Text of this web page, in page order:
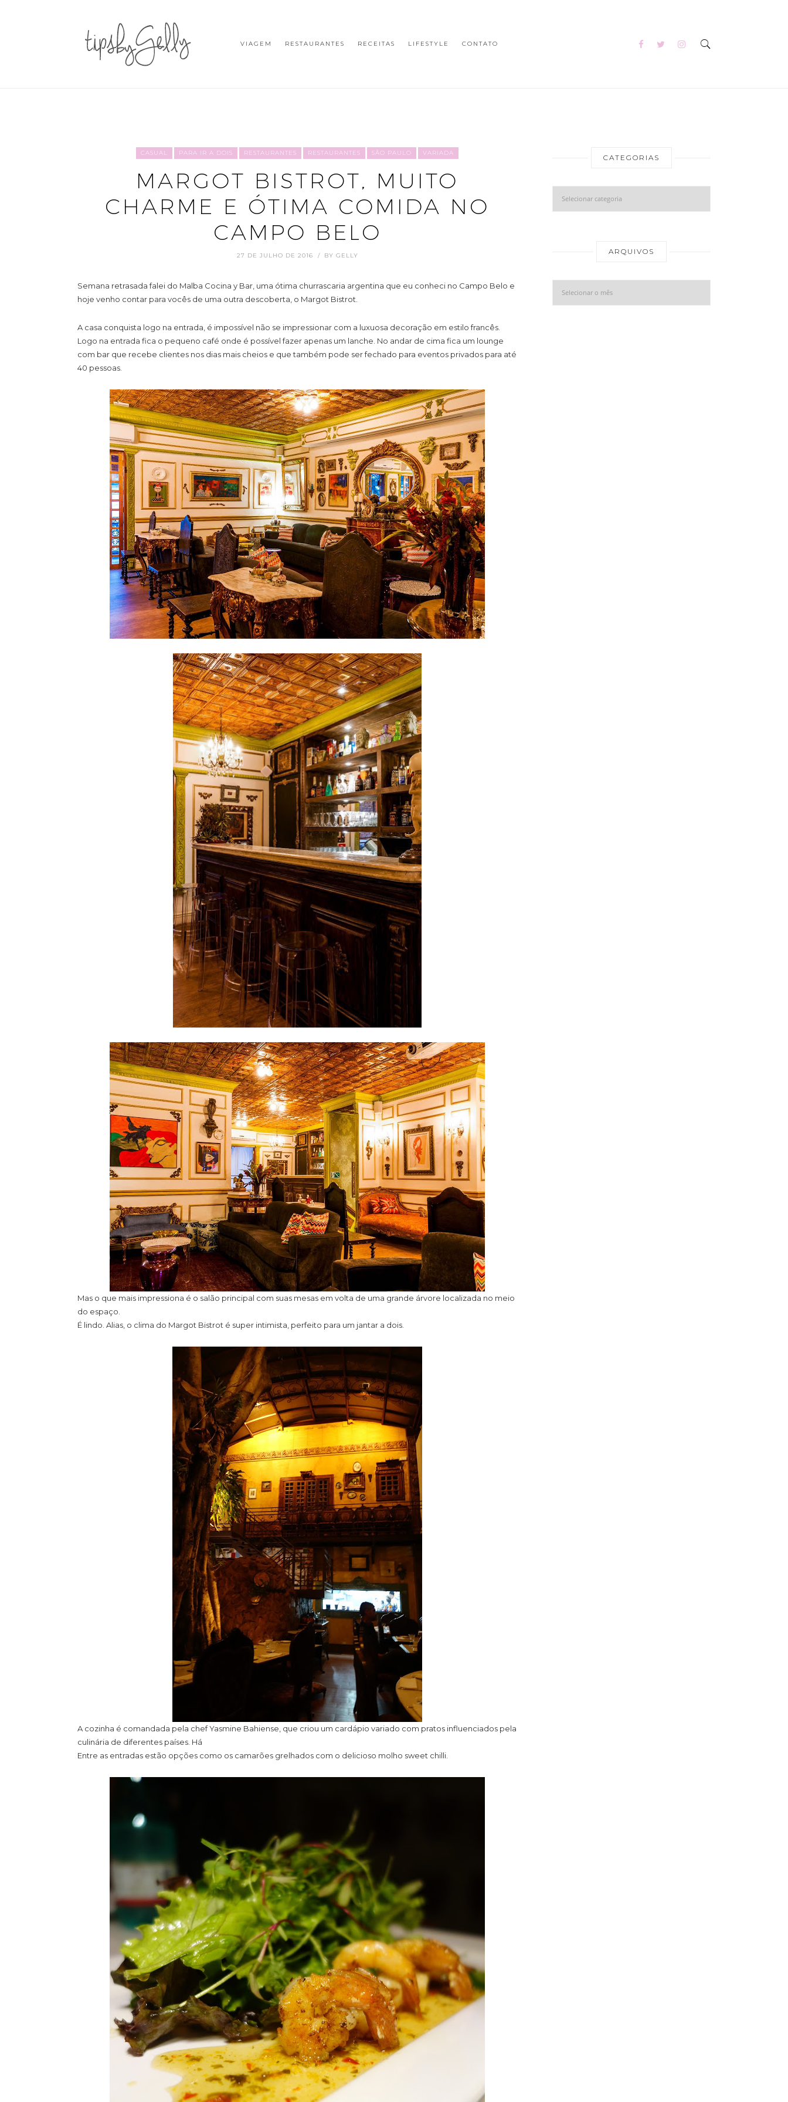
VIAGEM RESTAURANTES RECEITAS LIFESTYLE CONTATO
CASUAL PARA IR A DOIS RESTAURANTES RESTAURANTES SÃO PAULO VARIADA
MARGOT BISTROT, MUITO
CHARME E ÓTIMA COMIDA NO
CAMPO BELO
27 DE JULHO DE 2016 BY GELLY
Semana retrasada falei do Malba Cocina y Bar, uma ótima churrascaria argentina que eu conheci no Campo Belo e
hoje venho contar para vocês de uma outra descoberta, o Margot Bistrot.
A casa conquista logo na entrada, é impossível não se impressionar com a luxuosa decoração em estilo francês.
Logo na entrada fica o pequeno café onde é possível fazer apenas um lanche. No andar de cima fica um lounge
com bar que recebe clientes nos dias mais cheios e que também pode ser fechado para eventos privados para até
40 pessoas.
Mas o que mais impressiona é o salão principal com suas mesas em volta de uma grande árvore localizada no meio
do espaço.
É lindo. Alias, o clima do Margot Bistrot é super intimista, perfeito para um jantar a dois.
A cozinha é comandada pela chef Yasmine Bahiense, que criou um cardápio variado com pratos influenciados pela
culinária de diferentes países. Há
Entre as entradas estão opções como os camarões grelhados com o delicioso molho sweet chilli.
CATEGORIAS
Categorias
ARQUIVOS